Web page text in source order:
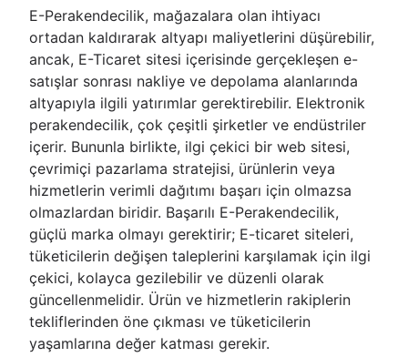
E-Perakendecilik, mağazalara olan ihtiyacı
ortadan kaldırarak altyapı maliyetlerini düşürebilir,
ancak, E-Ticaret sitesi içerisinde gerçekleşen e-
satışlar sonrası nakliye ve depolama alanlarında
altyapıyla ilgili yatırımlar gerektirebilir. Elektronik
perakendecilik, çok çeşitli şirketler ve endüstriler
içerir. Bununla birlikte, ilgi çekici bir web sitesi,
çevrimiçi pazarlama stratejisi, ürünlerin veya
hizmetlerin verimli dağıtımı başarı için olmazsa
olmazlardan biridir. Başarılı E-Perakendecilik,
güçlü marka olmayı gerektirir; E-ticaret siteleri,
tüketicilerin değişen taleplerini karşılamak için ilgi
çekici, kolayca gezilebilir ve düzenli olarak
güncellenmelidir. Ürün ve hizmetlerin rakiplerin
tekliflerinden öne çıkması ve tüketicilerin
yaşamlarına değer katması gerekir.